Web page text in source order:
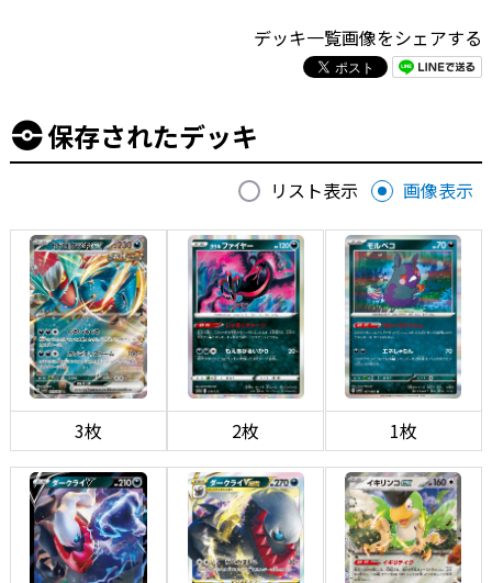
デッキ一覧画像をシェアする
保存されたデッキ
リスト表示 画像表示
3枚 2枚 1枚